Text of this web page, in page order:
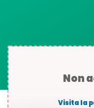
Non
Visita la